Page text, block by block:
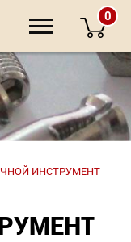
0
ИНСТРУМЕНТ